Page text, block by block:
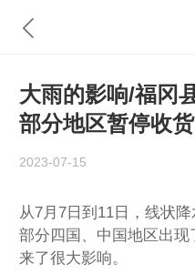
大雨的影响/福冈
部分地区暂停收
2023-07-15
从7月7日到11日，线状
部分四国、中国地区出
来了很大影响。